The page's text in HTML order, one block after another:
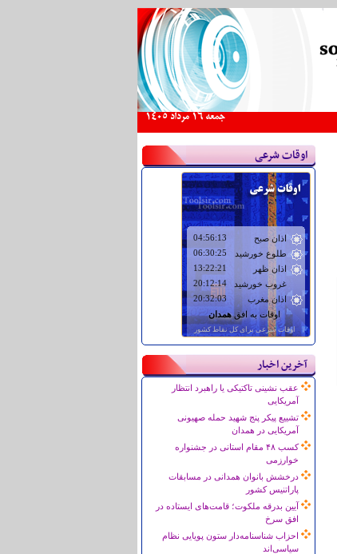
جمعه 16 مرداد 1405
اوقات شرعی
آخرین اخبار
عقب نشینی تاکتیکی یا راهبرد انتظار
آمریکایی
تشییع پیکر پنج شهید حمله صهیونی
آمریکایی در همدان
کسب ۴۸ مقام استانی در جشنواره
خوارزمی
درخشش بانوان همدانی در مسابقات
پاراتنیس کشور
آیین بدرقه ملکوت؛ قامت‌های ایستاده در
افق سرخ
احزاب شناسنامه‌دار ستون پویایی نظام
سیاسی‌اند